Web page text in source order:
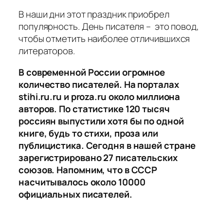
В наши дни этот праздник приобрел
популярность. День писателя – это повод,
чтобы отметить наиболее отличившихся
литераторов.
В современной России огромное
количество писателей. На порталах
stihi.ru.ru и proza.ru около миллиона
авторов. По статистике 120 тысяч
россиян выпустили хотя бы по одной
книге, будь то стихи, проза или
публицистика. Сегодня в нашей стране
зарегистрировано 27 писательских
союзов. Напомним, что в СССР
насчитывалось около 10000
официальных писателей.